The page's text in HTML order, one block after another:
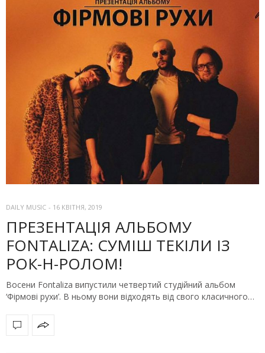
DAILY MUSIC - 16 КВІТНЯ, 2019
ПРЕЗЕНТАЦІЯ АЛЬБОМУ
FONTALIZA: СУМІШ ТЕКІЛИ ІЗ
РОК-Н-РОЛОМ!
Восени Fontaliza випустили четвертий студійний альбом
‘Фірмові рухи’. В ньому вони відходять від свого класичного…